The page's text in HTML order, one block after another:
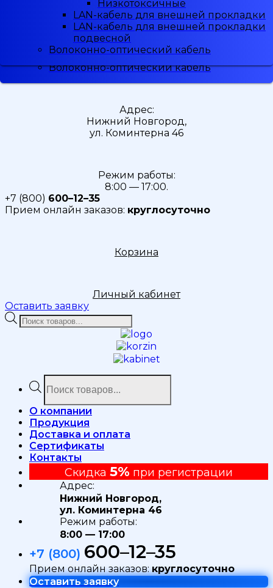
Малодымные
Низкотоксичные
LAN-кабель для внешней прокладки
LAN-кабель для внешней прокладки
подвесной
Волоконно-оптический кабель
при регистрации
Адрес:
Нижний Новгород,
ул. Коминтерна 46
Режим работы:
8:00 — 17:00.
+7 (800) 600–12–35
Прием онлайн заказов: круглосуточно
Корзина
Личный кабинет
Оставить заявку
Низкотоксичные
LAN-кабель для внешней прокладки
LAN-кабель для внешней прокладки
подвесной
Волоконно-оптический кабель
Поиск
товаров
Поиск
товаров
О компании
Продукция
Доставка и оплата
Сертификаты
Контакты
Скидка 5% при регистрации
Адрес:
Нижний Новгород,
ул. Коминтерна 46
Режим работы:
8:00 — 17:00
+7 (800) 600–12–35
Прием онлайн заказов:круглосуточно
Оставить заявку
Низкотоксичные
LAN-кабель для внешней прокладки
LAN-кабель для внешней прокладки
подвесной
Волоконно-оптический кабель